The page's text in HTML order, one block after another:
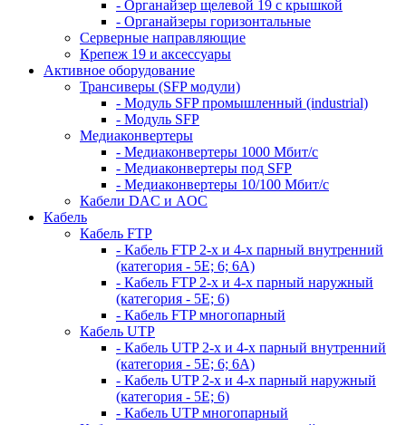
- Органайзер щелевой 19 с крышкой
- Органайзеры горизонтальные
Серверные направляющие
Крепеж 19 и аксессуары
Активное оборудование
Трансиверы (SFP модули)
- Модуль SFP промышленный (industrial)
- Модуль SFP
Медиаконвертеры
- Медиаконвертеры 1000 Мбит/с
- Медиаконвертеры под SFP
- Медиаконвертеры 10/100 Мбит/с
Кабели DAC и AOC
Кабель
Кабель FTP
- Кабель FTP 2-х и 4-х парный внутренний
(категория - 5Е; 6; 6А)
- Кабель FTP 2-х и 4-х парный наружный
(категория - 5Е; 6)
- Кабель FTP многопарный
Кабель UTP
- Кабель UTP 2-х и 4-х парный внутренний
(категория - 5Е; 6; 6А)
- Кабель UTP 2-х и 4-х парный наружный
(категория - 5Е; 6)
- Кабель UTP многопарный